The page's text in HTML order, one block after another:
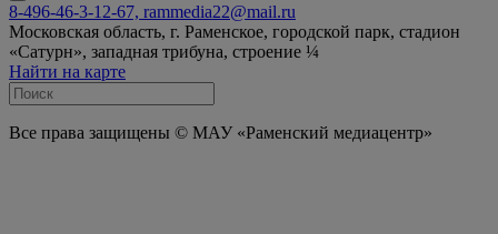
8-496-46-3-12-67, rammedia22@mail.ru
Московская область, г. Раменское, городской парк, стадион
«Сатурн», западная трибуна, строение ¼
Найти на карте
Все права защищены © МАУ «Раменский медиацентр»